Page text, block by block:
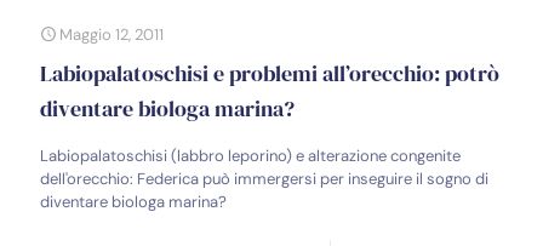
Maggio 12, 2011
Labiopalatoschisi e problemi all’orecchio: potrò
diventare biologa marina?
Labiopalatoschisi (labbro leporino) e alterazione congenite
dell'orecchio: Federica può immergersi per inseguire il sogno di
diventare biologa marina?